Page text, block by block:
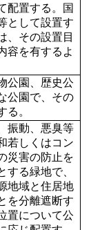
配置する。国
として設置す
、その設置目
容を有するよ
公園、歴史公
公園で、その
る。
振動、悪臭等
若しくはコン
災害の防止を
する緑地で、
地域と住居地
を分離遮断す
置について公